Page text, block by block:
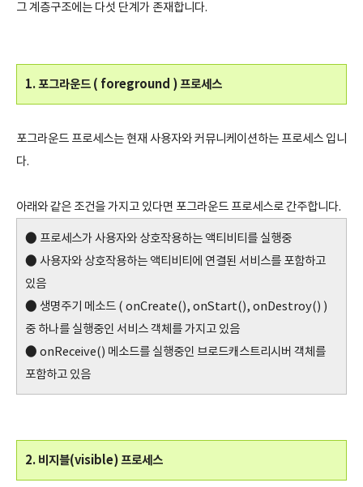
그 계층구조에는 다섯 단계가 존재합니다.
1. 포그라운드 ( foreground ) 프로세스
포그라운드 프로세스는 현재 사용자와 커뮤니케이션하는 프로세스 입니
다.
아래와 같은 조건을 가지고 있다면 포그라운드 프로세스로 간주합니다.
● 프로세스가 사용자와 상호작용하는 액티비티를 실행중
● 사용자와 상호작용하는 액티비티에 연결된 서비스를 포함하고
있음
● 생명주기 메소드 ( onCreate(), onStart(), onDestroy() )
중 하나를 실행중인 서비스 객체를 가지고 있음
● onReceive() 메소드를 실행중인 브로드캐스트리시버 객체를
포함하고 있음
2. 비지블(visible) 프로세스